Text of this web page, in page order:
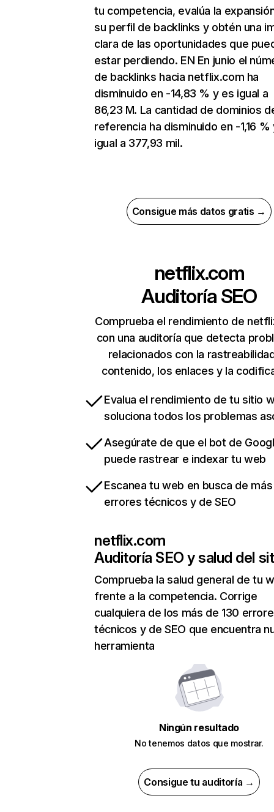
tu competencia, evalúa la
su perfil de backlinks y obtén una
clara de las oportunidades que
estar perdiendo. EN En junio el
de backlinks hacia netflix.com ha
disminuido en -14,83 % y es igual a
86,23 M. La cantidad de dominios
referencia ha disminuido en -1,16 %
igual a 377,93 mil.
Consigue más datos gratis →
netflix.com
Auditoría SEO
Comprueba el rendimiento de
con una auditoría que detecta
relacionados con la
contenido, los enlaces y la
Evalua el rendimiento de tu sitio
soluciona todos los problemas
Asegúrate de que el bot de
puede rastrear e indexar tu web
Escanea tu web en busca de
errores técnicos y de SEO
netflix.com
Auditoría SEO y salud del
Comprueba la salud general de tu
frente a la competencia. Corrige
cualquiera de los más de 130
técnicos y de SEO que encuentra
herramienta
Ningún resultado
No tenemos datos que mostrar.
Consigue tu auditoría →